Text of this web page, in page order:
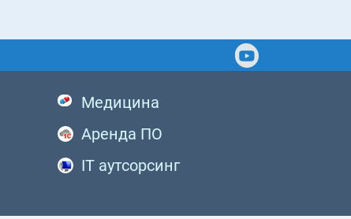
Медицина
Аренда ПО
IT аутсорсинг